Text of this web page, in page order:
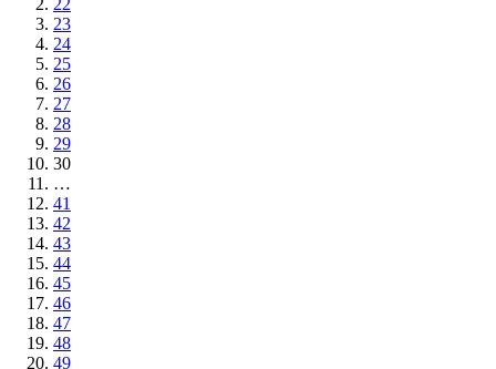
22
23
24
25
26
27
28
29
30
…
41
42
43
44
45
46
47
48
49